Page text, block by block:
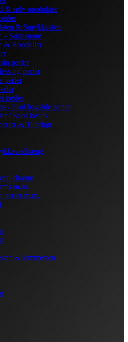
& sølv produkter
& Smykkesten
Suttesnore
& Rondeller
perler
perler
perler
perler
/ Flad bagside perler
/ Seed beads
& Tilbehør
charms
m.m.
perler m.m.
& lommesten